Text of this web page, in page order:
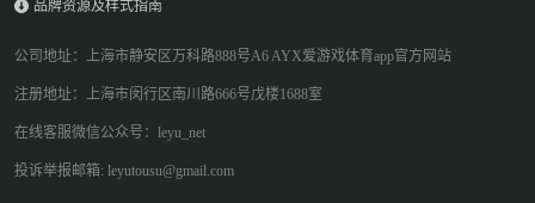
品牌资源及样式指南
公司地址：上海市静安区万科路888号A6 AYX爱游戏体育app官方网站
注册地址：上海市闵行区南川路666号戊楼1688室
在线客服微信公众号：leyu_net
投诉举报邮箱: leyutousu@gmail.com